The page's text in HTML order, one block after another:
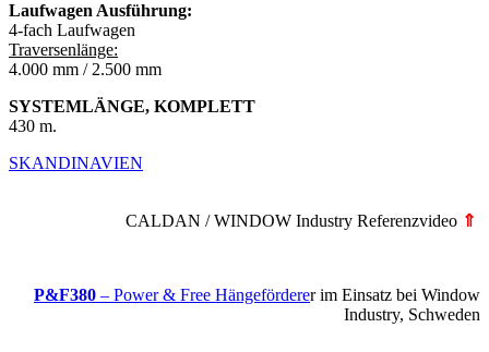
Laufwagen Ausführung:
4-fach Laufwagen
Traversenlänge:
4.000 mm / 2.500 mm
SYSTEMLÄNGE, KOMPLETT
430 m.
SKANDINAVIEN
CALDAN / WINDOW Industry Referenzvideo ⇑
P&F380 – Power & Free Hängeförderer im Einsatz bei Window
Industry, Schweden